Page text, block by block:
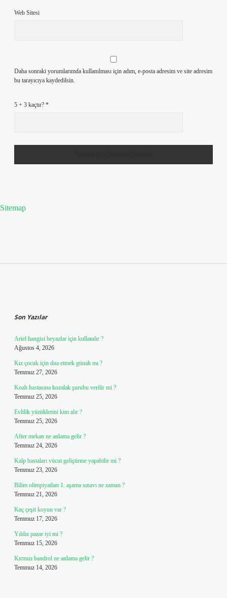
Web Sitesi
Daha sonraki yorumlarımda kullanılması için adım, e-posta adresim ve site adresim
bu tarayıcıya kaydedilsin.
5 + 3 kaçtır? *
Sitemap
Son Yazılar
Ariel hangisi beyazlar için kullanılır ?
Ağustos 4, 2026
Kız çocuk için dua etmek günah mı ?
Temmuz 27, 2026
Koah hastasına kozalak şurubu verilir mi ?
Temmuz 25, 2026
Evlilik yüzüklerini kim alır ?
Temmuz 25, 2026
After mekan ne anlama gelir ?
Temmuz 24, 2026
Kalp hastaları vücut geliştirme yapabilir mi ?
Temmuz 23, 2026
Bilim olimpiyatları 1. aşama sınavı ne zaman ?
Temmuz 21, 2026
Kaç çeşit koyun var ?
Temmuz 17, 2026
Yıldız pazar iyi mi ?
Temmuz 15, 2026
Kırmızı bandrol ne anlama gelir ?
Temmuz 14, 2026